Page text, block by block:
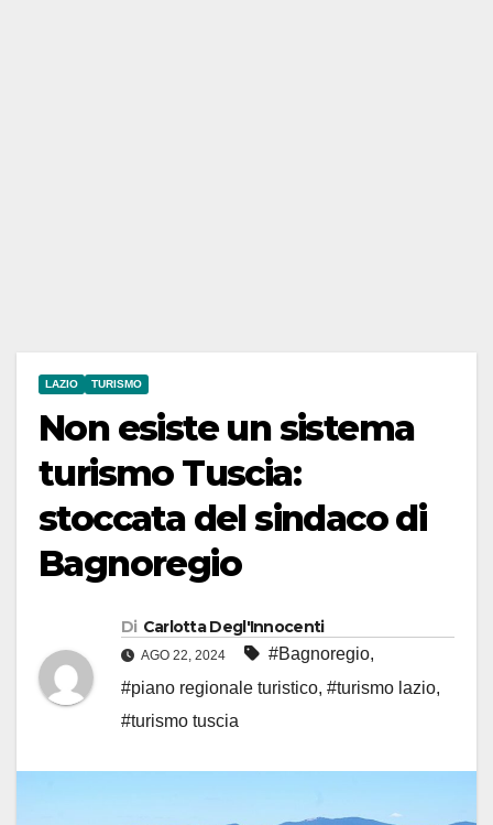
LAZIO TURISMO
Non esiste un sistema
turismo Tuscia:
stoccata del sindaco di
Bagnoregio
Di Carlotta Degl'Innocenti
AGO 22, 2024 #Bagnoregio,
#piano regionale turistico, #turismo lazio,
#turismo tuscia